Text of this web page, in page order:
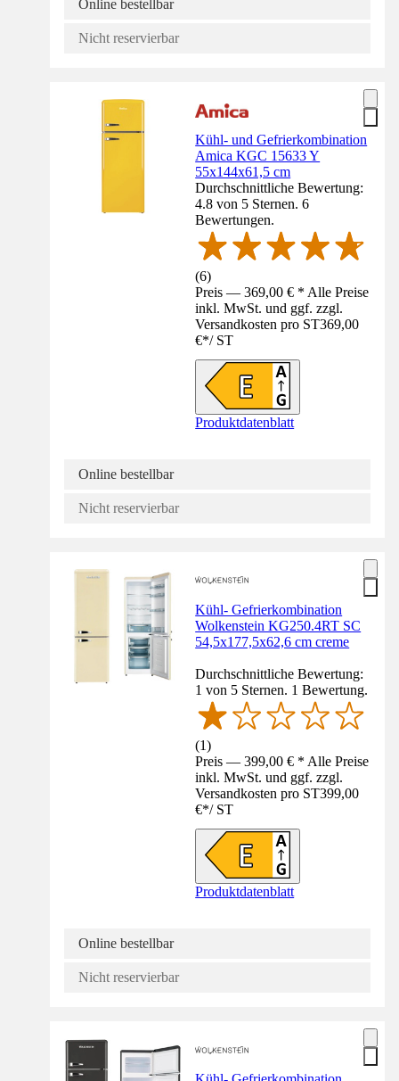
Online bestellbar
Nicht reservierbar
Kühl- und Gefrierkombination
Amica KGC 15633 Y
55x144x61,5 cm
Durchschnittliche Bewertung:
4.8 von 5 Sternen. 6
Bewertungen.
(6)
Preis — 369,00 € * Alle Preise
inkl. MwSt. und ggf. zzgl.
Versandkosten pro ST369,00
€*/ ST
Produktdatenblatt
Online bestellbar
Nicht reservierbar
Kühl- Gefrierkombination
Wolkenstein KG250.4RT SC
54,5x177,5x62,6 cm creme
Durchschnittliche Bewertung:
1 von 5 Sternen. 1 Bewertung.
(1)
Preis — 399,00 € * Alle Preise
inkl. MwSt. und ggf. zzgl.
Versandkosten pro ST399,00
€*/ ST
Produktdatenblatt
Online bestellbar
Nicht reservierbar